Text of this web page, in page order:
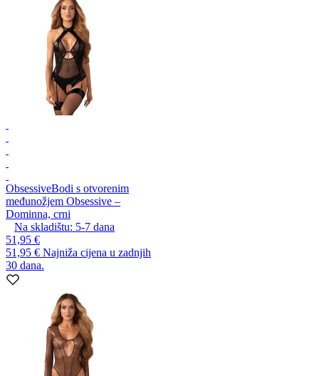
ObsessiveBodi s otvorenim
međunožjem Obsessive –
Dominna, crni
Na skladištu: 5-7 dana
51,95 €
51,95 € Najniža cijena u zadnjih
30 dana.